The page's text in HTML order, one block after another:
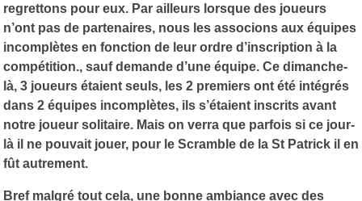
regrettons pour eux. Par ailleurs lorsque des joueurs
n’ont pas de partenaires, nous les associons aux équipes
incomplètes en fonction de leur ordre d’inscription à la
compétition., sauf demande d’une équipe. Ce dimanche-
là, 3 joueurs étaient seuls, les 2 premiers ont été intégrés
dans 2 équipes incomplètes, ils s’étaient inscrits avant
notre joueur solitaire. Mais on verra que parfois si ce jour-
là il ne pouvait jouer, pour le Scramble de la St Patrick il en
fût autrement.
Bref malgré tout cela, une bonne ambiance avec des